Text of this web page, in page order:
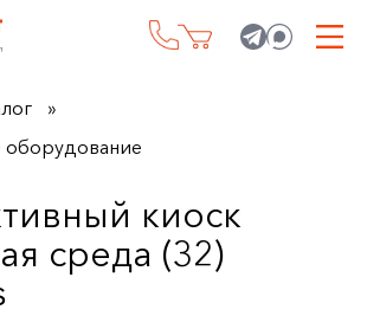
оборудование
киоск
среда (32)